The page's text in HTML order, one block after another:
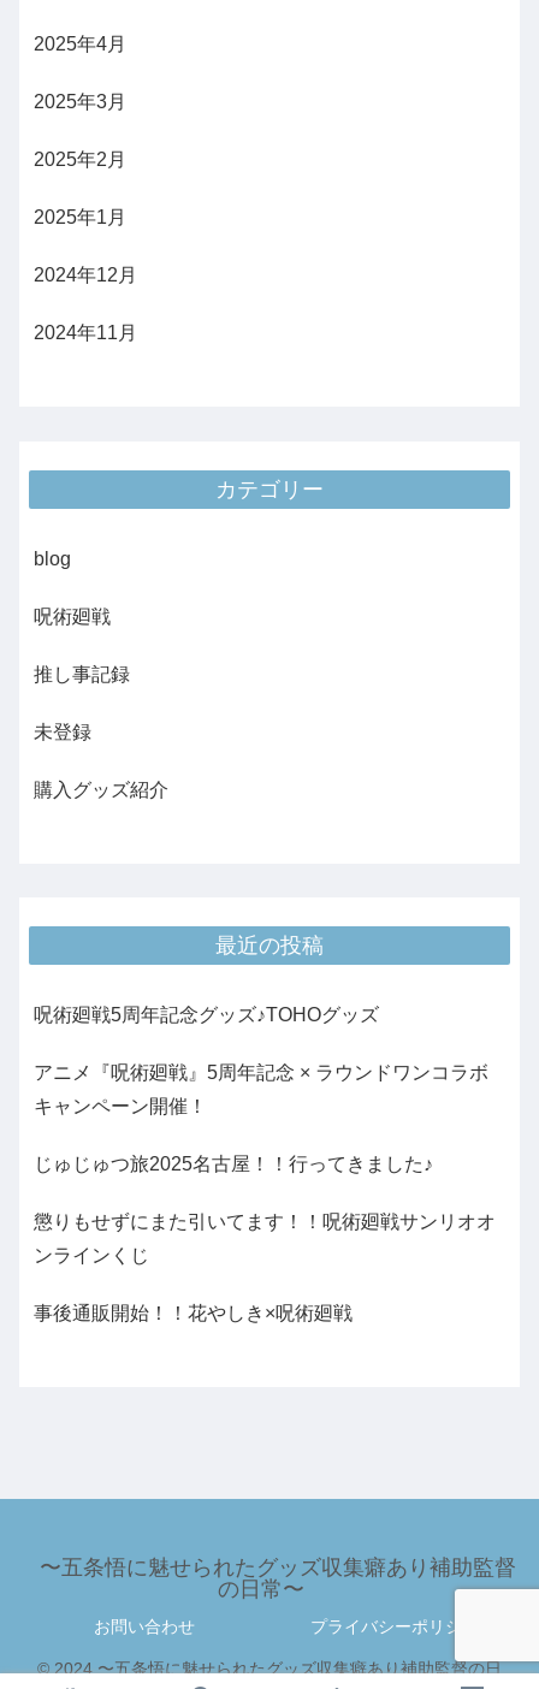
2025年4月
2025年3月
2025年2月
2025年1月
2024年12月
2024年11月
カテゴリー
blog
呪術廻戦
推し事記録
未登録
購入グッズ紹介
最近の投稿
呪術廻戦5周年記念グッズ♪TOHOグッズ
アニメ『呪術廻戦』5周年記念 × ラウンドワンコラボ
キャンペーン開催！
じゅじゅつ旅2025名古屋！！行ってきました♪
懲りもせずにまた引いてます！！呪術廻戦サンリオオ
ンラインくじ
事後通販開始！！花やしき×呪術廻戦
〜五条悟に魅せられたグッズ収集癖あり補助監督
の日常〜
お問い合わせ プライバシーポリシー
© 2024 〜五条悟に魅せられたグッズ収集癖あり補助監督の日